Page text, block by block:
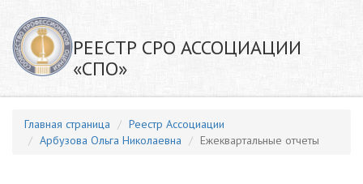
РЕЕСТР СРО АССОЦИАЦИИ
«СПО»
Главная страница
Реестр Ассоциации
Арбузова Ольга Николаевна
Ежеквартальные отчеты